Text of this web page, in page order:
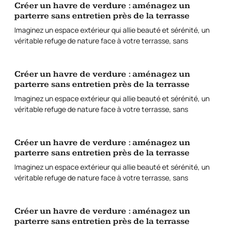
Créer un havre de verdure : aménagez un
parterre sans entretien près de la terrasse
Imaginez un espace extérieur qui allie beauté et sérénité, un
véritable refuge de nature face à votre terrasse, sans
Créer un havre de verdure : aménagez un
parterre sans entretien près de la terrasse
Imaginez un espace extérieur qui allie beauté et sérénité, un
véritable refuge de nature face à votre terrasse, sans
Créer un havre de verdure : aménagez un
parterre sans entretien près de la terrasse
Imaginez un espace extérieur qui allie beauté et sérénité, un
véritable refuge de nature face à votre terrasse, sans
Créer un havre de verdure : aménagez un
parterre sans entretien près de la terrasse